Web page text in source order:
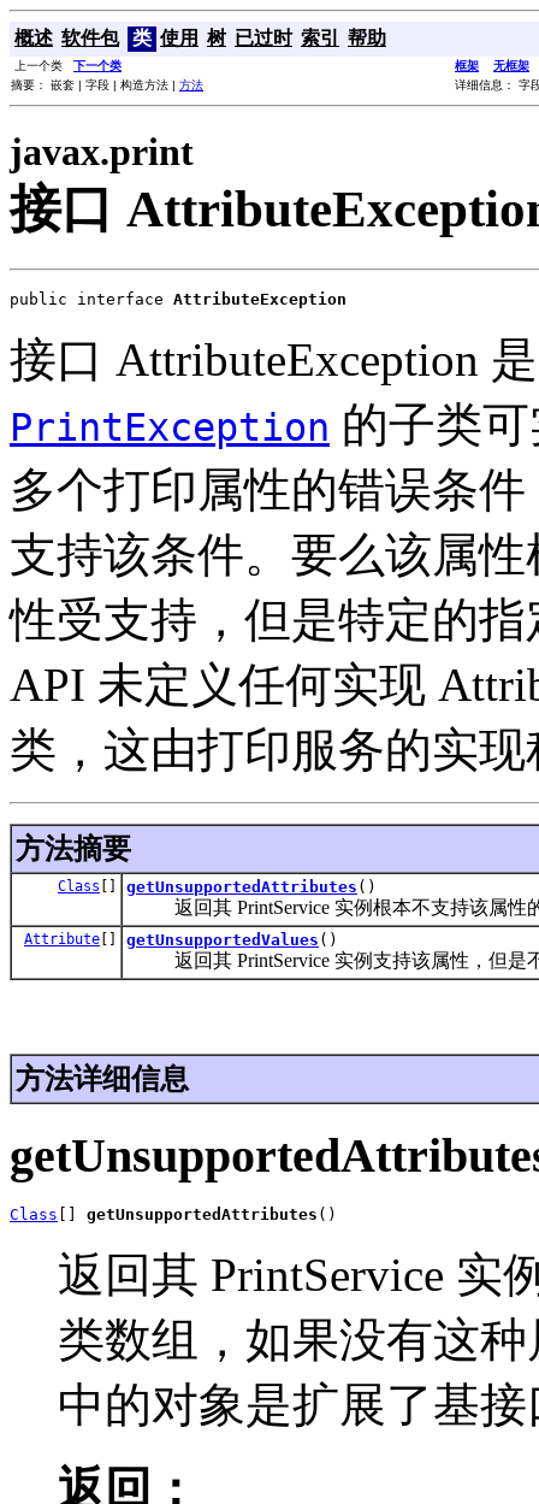
概述 软件包 类 使用 树 已过时 索引 帮助
上一个类 下一个类 框架
无框架
摘要： 嵌套 | 字段 | 构造方法 | 方法 详细信息： 字
javax.print
接口
public interface AttributeException
接口 AttributeException
PrintException 的子类
多个打印属性的错误条
支持该条件。要么该属
性受支持，但是特定的指
API 未定义任何实现
类，这由打印服务的实
方法摘要
Class [] getUnsupportedAttributes ()
返回其 PrintService 实例根本不支持该属性
Attribute [] getUnsupportedValues ()
返回其 PrintService 实例支持该属性，但是
方法详细信息
Class getUnsupportedAttributes ()
返回其 PrintService 实
类数组，如果没有这
中的对象是扩展了基
返回：